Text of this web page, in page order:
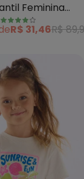
Feminina
R$ 31,46R$